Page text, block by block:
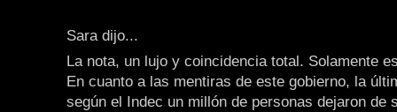
Sara dijo...
La nota, un lujo y coincidencia total. Solamente
En cuanto a las mentiras de este gobierno, la
según el Indec un millón de personas dejaron de